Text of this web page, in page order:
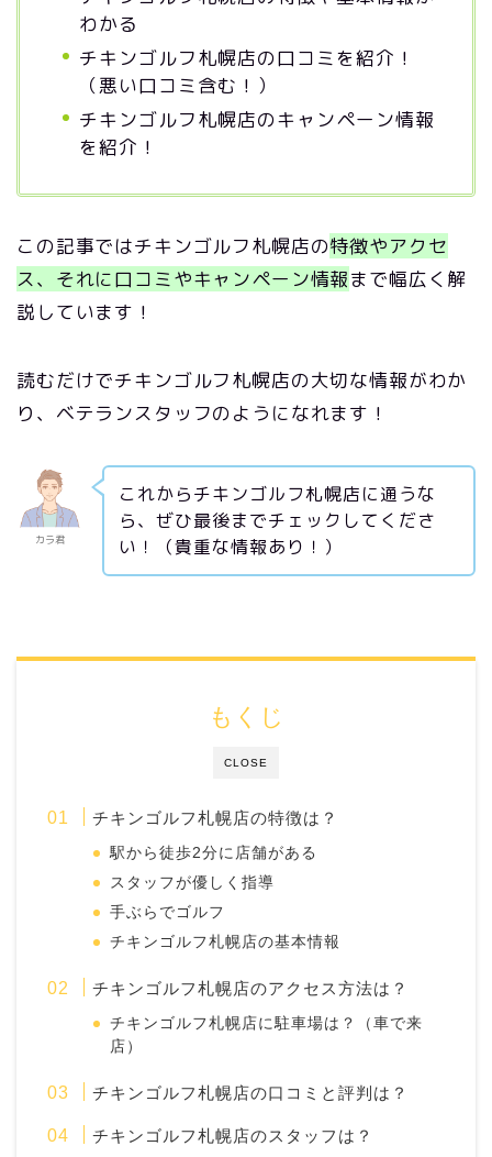
わかる
チキンゴルフ札幌店の口コミを紹介！
（悪い口コミ含む！）
チキンゴルフ札幌店のキャンペーン情報
を紹介！
この記事ではチキンゴルフ札幌店の特徴やアクセ
ス、それに口コミやキャンペーン情報まで幅広く解
説しています！
読むだけでチキンゴルフ札幌店の大切な情報がわか
り、ベテランスタッフのようになれます！
カラ君
これからチキンゴルフ札幌店に通うな
ら、ぜひ最後までチェックしてくださ
い！（貴重な情報あり！）
CLOSE
もくじ
チキンゴルフ札幌店の特徴は？
駅から徒歩2分に店舗がある
スタッフが優しく指導
手ぶらでゴルフ
チキンゴルフ札幌店の基本情報
チキンゴルフ札幌店のアクセス方法は？
チキンゴルフ札幌店に駐車場は？（車で来
店）
チキンゴルフ札幌店の口コミと評判は？
チキンゴルフ札幌店のスタッフは？